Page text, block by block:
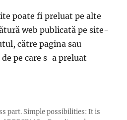
poate fi preluat pe alte
web publicată pe site-
către pagina sau
pe care s-a preluat
part. Simple possibilities: It is